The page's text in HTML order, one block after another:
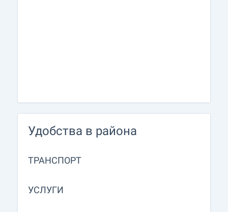
Удобства в района
ТРАНСПОРТ
УСЛУГИ